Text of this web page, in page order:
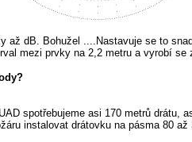
až dB. Bohužel ....Nastavuje se to
mezi prvky na 2,2 metru a vyrobí
spotřebujeme asi 170 metrů
instalovat drátovku na pásma 80